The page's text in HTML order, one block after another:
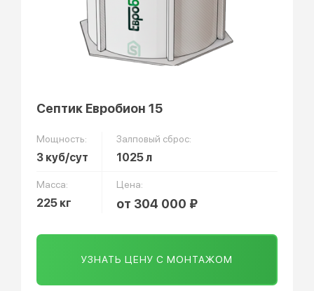
Септик Евробион 15
Мощность:
3 куб/сут
Залповый сброс:
1025 л
Масса:
225 кг
Цена:
от 304 000 ₽
УЗНАТЬ ЦЕНУ С МОНТАЖОМ